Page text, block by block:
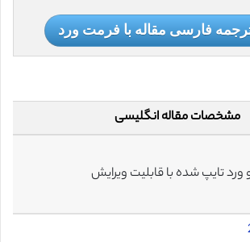
فارسی مقاله با فرمت ورد
مشخصات مقاله انگلیسی